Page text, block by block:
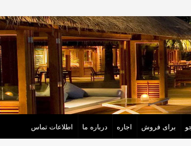
برای فروش اجاره درباره‌ ما اطلاعات تماس